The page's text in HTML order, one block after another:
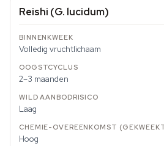
Reishi (G. lucidum)
Volledig vruchtlichaam
2–3 maanden
Laag
Hoog